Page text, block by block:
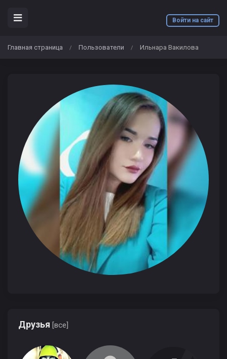
Войти на сайт
Главная страница / Пользователи / Ильнара Вакилова
Друзья [все]